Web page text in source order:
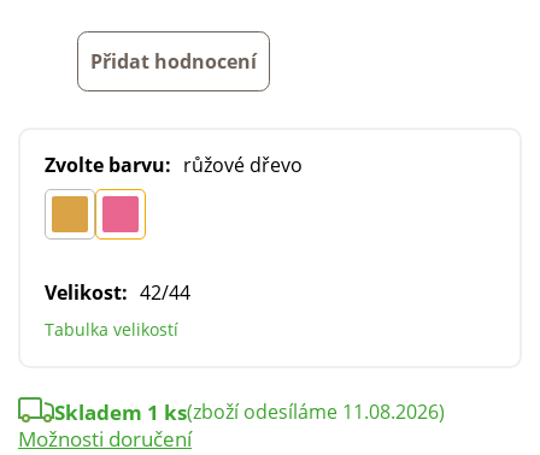
Přidat hodnocení
Zvolte barvu: růžové dřevo
Velikost: 42/44
Tabulka velikostí
Skladem 1 ks(zboží odesíláme 11.08.2026)
Možnosti doručení